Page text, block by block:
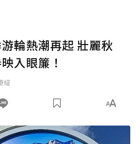
輪熱潮再起 壯麗秋
入眼簾！
經